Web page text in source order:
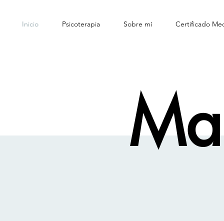
Inicio Psicoterapia Sobre mí Certificado